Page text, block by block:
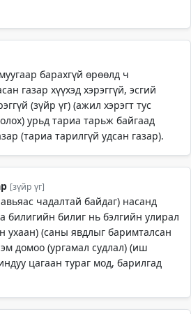
барахгүй өрөөлд ч
газар хүүхэд хэрэггүй, эсгий
(зүйр үг) (ажил хэрэгт тус
урьд тариа тарьж байгаад
(тариа тарилгүй удсан газар).
[зүйр үг]
чадалтай байдаг) насанд
билигийн билиг нь бэлгийн улирал
ухаан) (саны явдлыг баримталсан
домоо (ургамал судлал) (иш
цагаан тураг мод, барилгад